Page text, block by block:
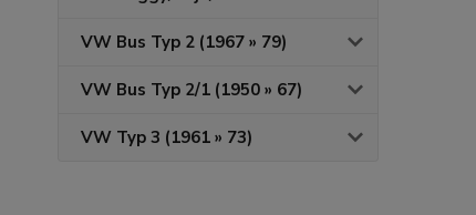
VW Bus Typ 2 (1967 » 79)
VW Bus Typ 2/1 (1950 » 67)
VW Typ 3 (1961 » 73)